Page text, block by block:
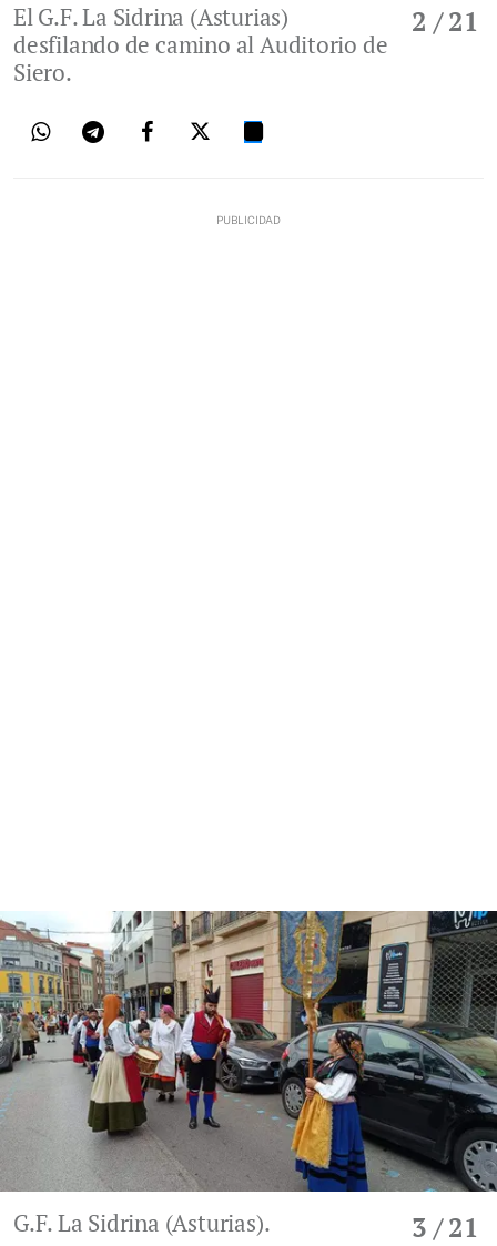
2 / 21
El G.F. La Sidrina (Asturias)
desfilando de camino al Auditorio de
Siero.
3 / 21
G.F. La Sidrina (Asturias).